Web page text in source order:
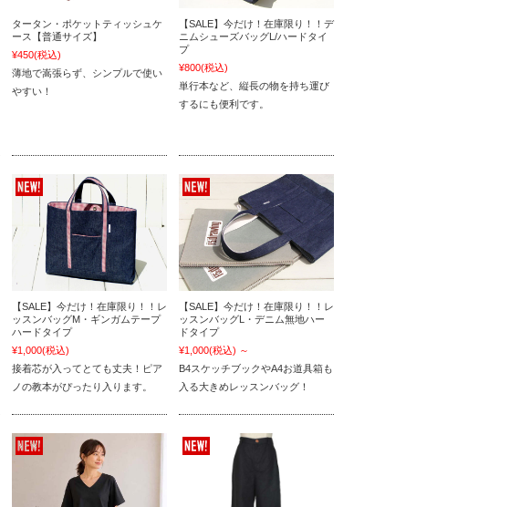
タータン・ポケットティッシュケ
ース【普通サイズ】
¥450(税込)
薄地で嵩張らず、シンプルで使い
やすい！
【SALE】今だけ！在庫限り！！デ
ニムシューズバッグL/ハードタイ
プ
¥800(税込)
単行本など、縦長の物を持ち運び
するにも便利です。
【SALE】今だけ！在庫限り！！レ
ッスンバッグM・ギンガムテープ
ハードタイプ
¥1,000(税込)
接着芯が入ってとても丈夫！ピア
ノの教本がぴったり入ります。
【SALE】今だけ！在庫限り！！レ
ッスンバッグL・デニム無地ハー
ドタイプ
¥1,000(税込) ～
B4スケッチブックやA4お道具箱も
入る大きめレッスンバッグ！